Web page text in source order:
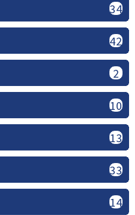
341
42
2
109
130
33
140